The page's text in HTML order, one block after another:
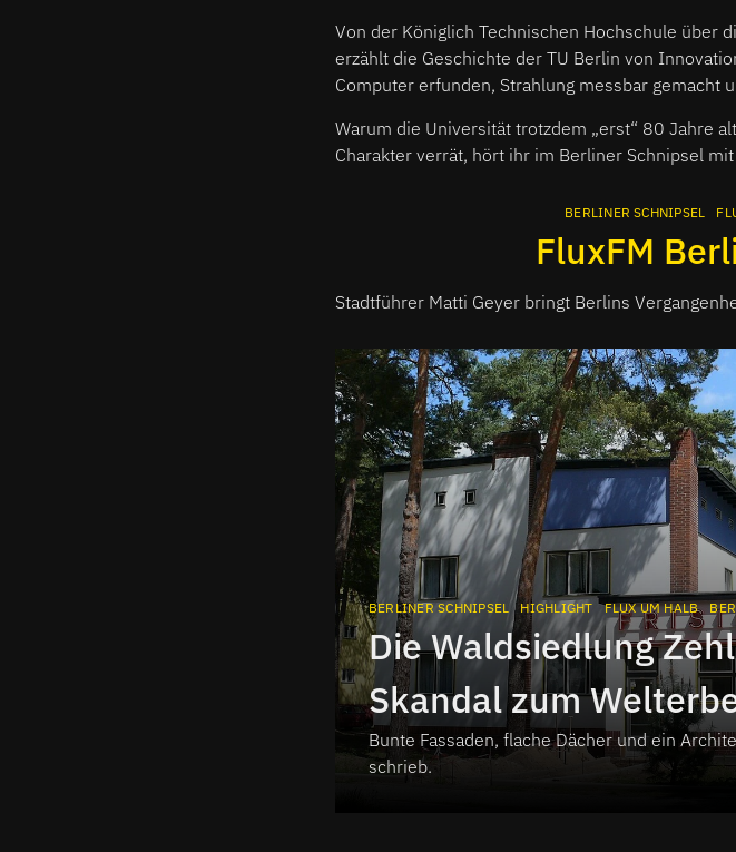
Von der Königlich Technischen Hochschule über
erzählt die Geschichte der TU Berlin von
Computer erfunden, Strahlung messbar gemacht
Warum die Universität trotzdem „erst“ 80 Jahre
Charakter verrät, hört ihr im Berliner Schnipsel
BERLINER SCHNIPSEL
FluxFM
Stadtführer Matti Geyer bringt Berlins
BERLINER SCHNIPSEL HIGHLIGHT FLUX UM HALB
Die Waldsiedlung
Skandal zum
Schnipsel
Bunte Fassaden, flache Dächer und ein
schrieb.